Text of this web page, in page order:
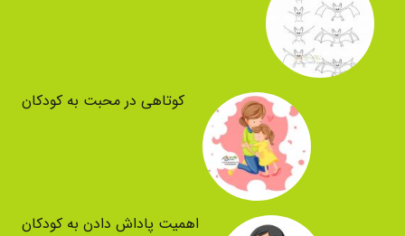
کوتاهی در محبت به کودکان
اهمیت پاداش دادن به کودکان